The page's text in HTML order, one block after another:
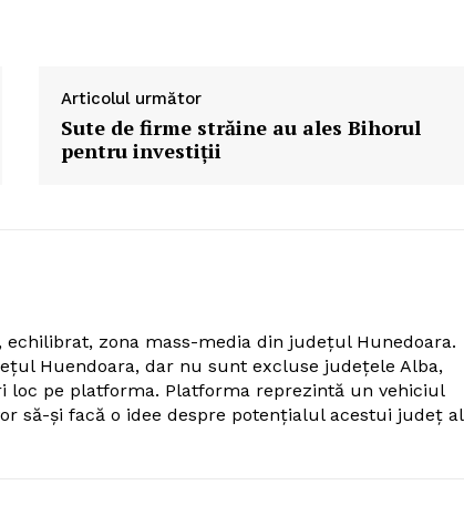
Articolul următor
Sute de firme străine au ales Bihorul
pentru investiții
zona mass-media din județul Hunedoara.
Huendoara, dar nu sunt excluse județele Alba,
loc pe platforma. Platforma reprezintă un vehiciul
să-și facă o idee despre potențialul acestui județ al